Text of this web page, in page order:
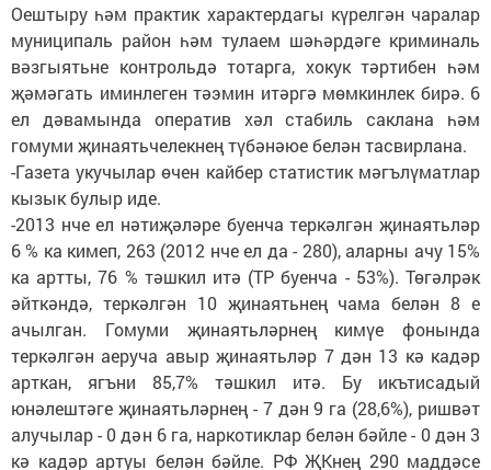
Оештыру һәм практик характердагы күрелгән чаралар
муниципаль район һәм тулаем шәһәрдәге криминаль
вәзгыятьне контрольдә тотарга, хокук тәртибен һәм
җәмәгать иминлеген тәэмин итәргә мөмкинлек бирә. 6
ел дәвамында оператив хәл стабиль саклана һәм
гомуми җинаятьчелекнең түбәнәюе белән тасвирлана.
-Газета укучылар өчен кайбер статистик мәгълүматлар
кызык булыр иде.
-2013 нче ел нәтиҗәләре буенча теркәлгән җинаятьләр
6 % ка кимеп, 263 (2012 нче ел да - 280), аларны ачу 15%
ка артты, 76 % тәшкил итә (ТР буенча - 53%). Төгәлрәк
әйткәндә, теркәлгән 10 җинаятьнең чама белән 8 е
ачылган. Гомуми җинаятьләрнең кимүе фонында
теркәлгән аеруча авыр җинаятьләр 7 дән 13 кә кадәр
арткан, ягъни 85,7% тәшкил итә. Бу икътисадый
юнәлештәге җинаятьләрнең - 7 дән 9 га (28,6%), ришвәт
алучылар - 0 дән 6 га, наркотиклар белән бәйле - 0 дән 3
кә кадәр артуы белән бәйле. РФ ҖКнең 290 маддәсе